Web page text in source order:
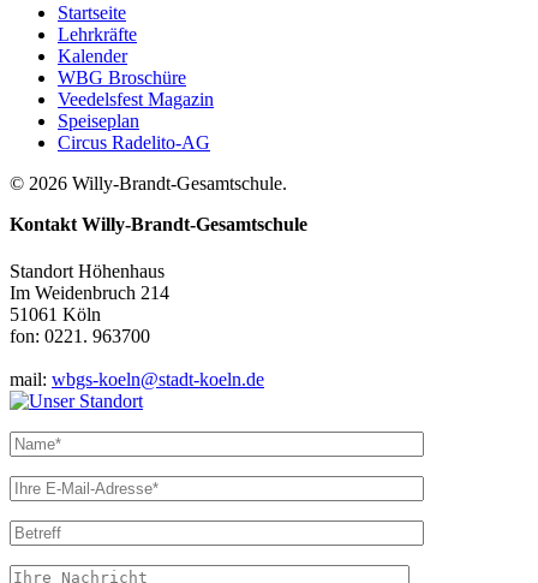
Startseite
Lehrkräfte
Kalender
WBG Broschüre
Veedelsfest Magazin
Speiseplan
Circus Radelito-AG
© 2026 Willy-Brandt-Gesamtschule.
Kontakt Willy-Brandt-Gesamtschule
Standort Höhenhaus
Im Weidenbruch 214
51061 Köln
fon: 0221. 963700
mail: wbgs-koeln@stadt-koeln.de